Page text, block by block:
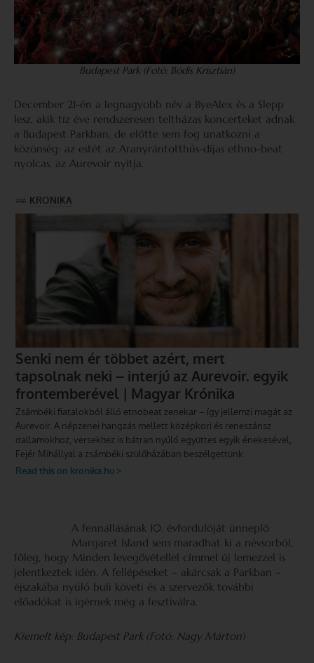
Budapest Park (Fotó: Bódis Krisztián)
December 21-én a legnagyobb név a ByeAlex és a Slepp
lesz, akik tíz éve rendszeresen teltházas koncerteket adnak
a Budapest Parkban, de előtte sem fog unatkozni a
közönség: az estét az Aranyrántotthús-díjas ethno-beat
nyolcas, az Aurevoir nyitja.
A fennállásának 10. évfordulóját ünneplő
Margaret Island sem maradhat ki a névsorból,
főleg, hogy Minden levegővétellel címmel új lemezzel is
jelentkeztek idén. A fellépéseket – akárcsak a Parkban –
éjszakába nyúló buli követi és a szervezők további
előadókat is ígérnek még a fesztiválra.
Kiemelt kép: Budapest Park (Fotó: Nagy Márton)